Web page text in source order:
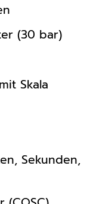
(30 bar)
Skala
Sekunden,